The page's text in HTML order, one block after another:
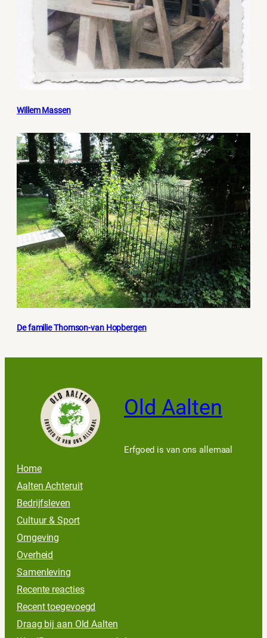
Willem Massen
De familie Thomson-van Hopbergen
Old Aalten
Erfgoed is van ons allemaal
Home
Aalten Achteruit
Bedrijfsleven
Cultuur & Sport
Omgeving
Overheid
Samenleving
Recente reacties
Recent toegevoegd
Draag bij aan Old Aalten